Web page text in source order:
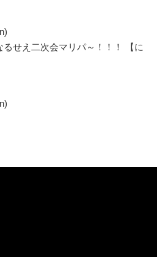
せえ二次会マリパ～！！！ 【に